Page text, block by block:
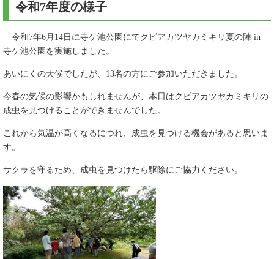
令和7年度の様子
令和7年6月14日に寺ケ池公園にてクビアカツヤカミキリ夏の陣 in
寺ケ池公園を実施しました。
あいにくの天候でしたが、13名の方にご参加いただきました。
今春の気候の影響かもしれませんが、本日はクビアカツヤカミキリの
成虫を見つけることができませんでした。
これから気温が高くなるにつれ、成虫を見つける機会があると思いま
す。
サクラを守るため、成虫を見つけたら駆除にご協力ください。